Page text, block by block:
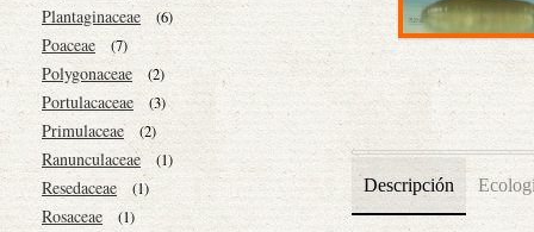
Plantaginaceae (6)
Poaceae (7)
Polygonaceae (2)
Portulacaceae (3)
Primulaceae (2)
Ranunculaceae (1)
Resedaceae (1)
Rosaceae (1)
Descripción